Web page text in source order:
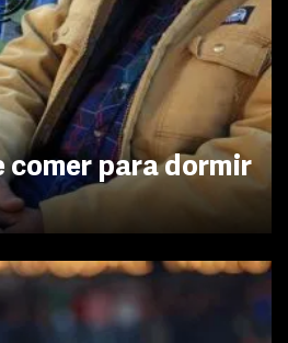
comer para dormir